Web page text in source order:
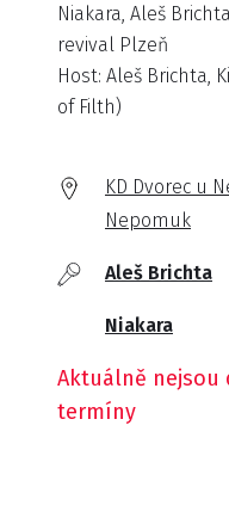
Niakara, Aleš
revival Plzeň
Host: Aleš Brichta,
of Filth)
KD Dvorec u
Nepomuk
Aleš Brichta
Niakara
Aktuálně nejsou
termíny